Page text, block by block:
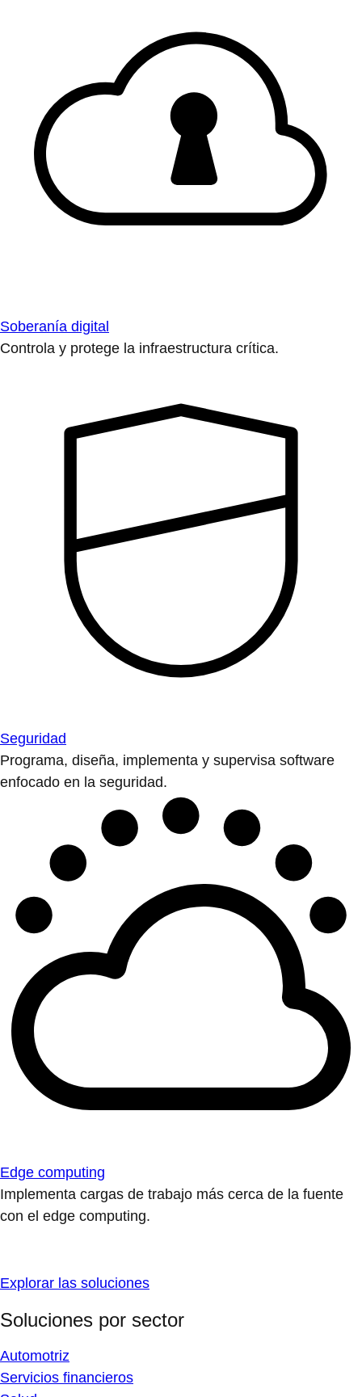
Soberanía digital
Controla y protege la infraestructura crítica.
Seguridad
Programa, diseña, implementa y supervisa software
enfocado en la seguridad.
Edge computing
Implementa cargas de trabajo más cerca de la fuente
con el edge computing.
Explorar las soluciones
Soluciones por sector
Automotriz
Servicios financieros